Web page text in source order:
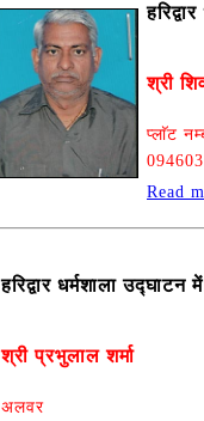
श्री
प्लाॅट
Read
हरिद्वार धर्मशाला
श्री प्रभुलाल शर्मा
अलवर